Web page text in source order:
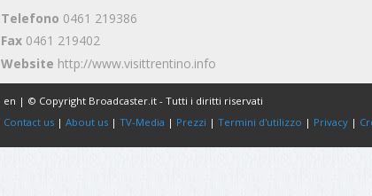
Telefono 0461 219386
Fax 0461 219402
Website http://www.visittrentino.info
en | © Copyright Broadcaster.it - Tutti i diritti riservati
Contact us |About us |TV-Media | Prezzi |Termini d'utilizzo | Privacy |